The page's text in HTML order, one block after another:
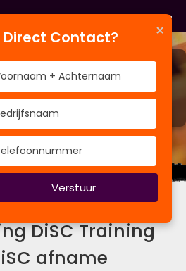
DISC TRAINING
DISC AFNAME
verleden kun je leren.
DiSC Training
afname
×
Direct Contact?
Verstuur